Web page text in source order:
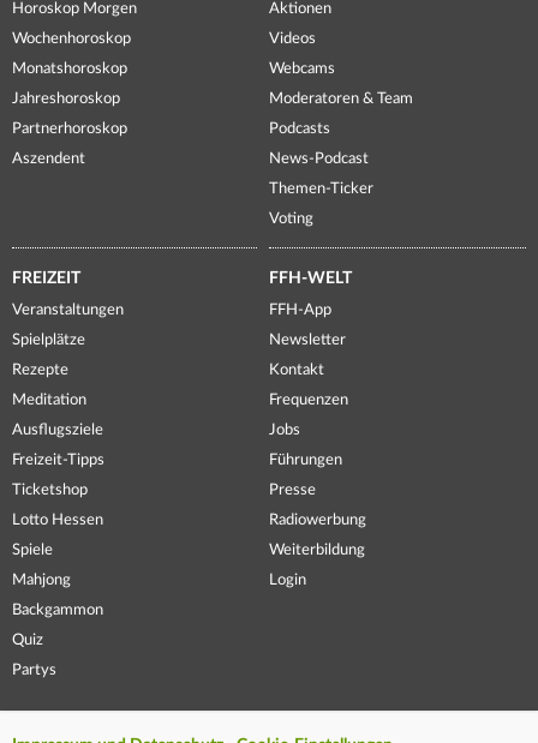
Horoskop Morgen
Wochenhoroskop
Monatshoroskop
Jahreshoroskop
Partnerhoroskop
Aszendent
Aktionen
Videos
Webcams
Moderatoren & Team
Podcasts
News-Podcast
Themen-Ticker
Voting
FREIZEIT
Veranstaltungen
Spielplätze
Rezepte
Meditation
Ausflugsziele
Freizeit-Tipps
Ticketshop
Lotto Hessen
Spiele
Mahjong
Backgammon
Quiz
Partys
FFH-WELT
FFH-App
Newsletter
Kontakt
Frequenzen
Jobs
Führungen
Presse
Radiowerbung
Weiterbildung
Login